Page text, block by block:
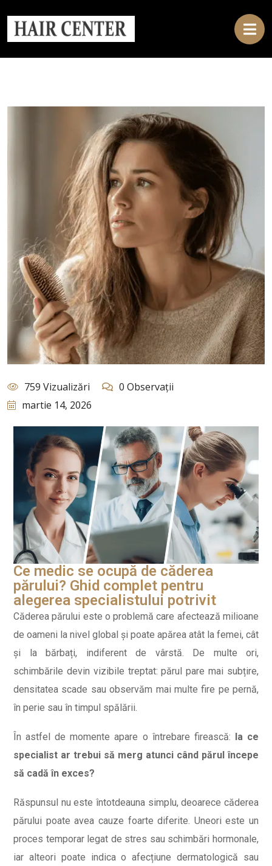
759 Vizualizări
0 Observații
martie 14, 2026
Ce medic se ocupă de căderea
părului? Ghid complet pentru
alegerea specialistului potrivit
Căderea părului este o problemă care afectează milioane
de oameni la nivel global și poate apărea atât la femei, cât
și la bărbați, indiferent de vârstă. De multe ori,
schimbările devin vizibile treptat: părul pare mai subțire,
densitatea scade sau observăm mai multe fire pe pernă,
în perie sau în timpul spălării.
În astfel de momente apare o întrebare firească: la ce
specialist ar trebui să merg atunci când părul începe
să cadă în exces?
Răspunsul nu este întotdeauna simplu, deoarece căderea
părului poate avea cauze foarte diferite. Uneori este un
proces temporar legat de stres sau schimbări hormonale,
iar alteori poate indica o afecțiune dermatologică sau